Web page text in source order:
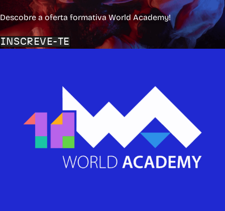
Descobre a oferta formativa World Academy!
INSCREVE-TE